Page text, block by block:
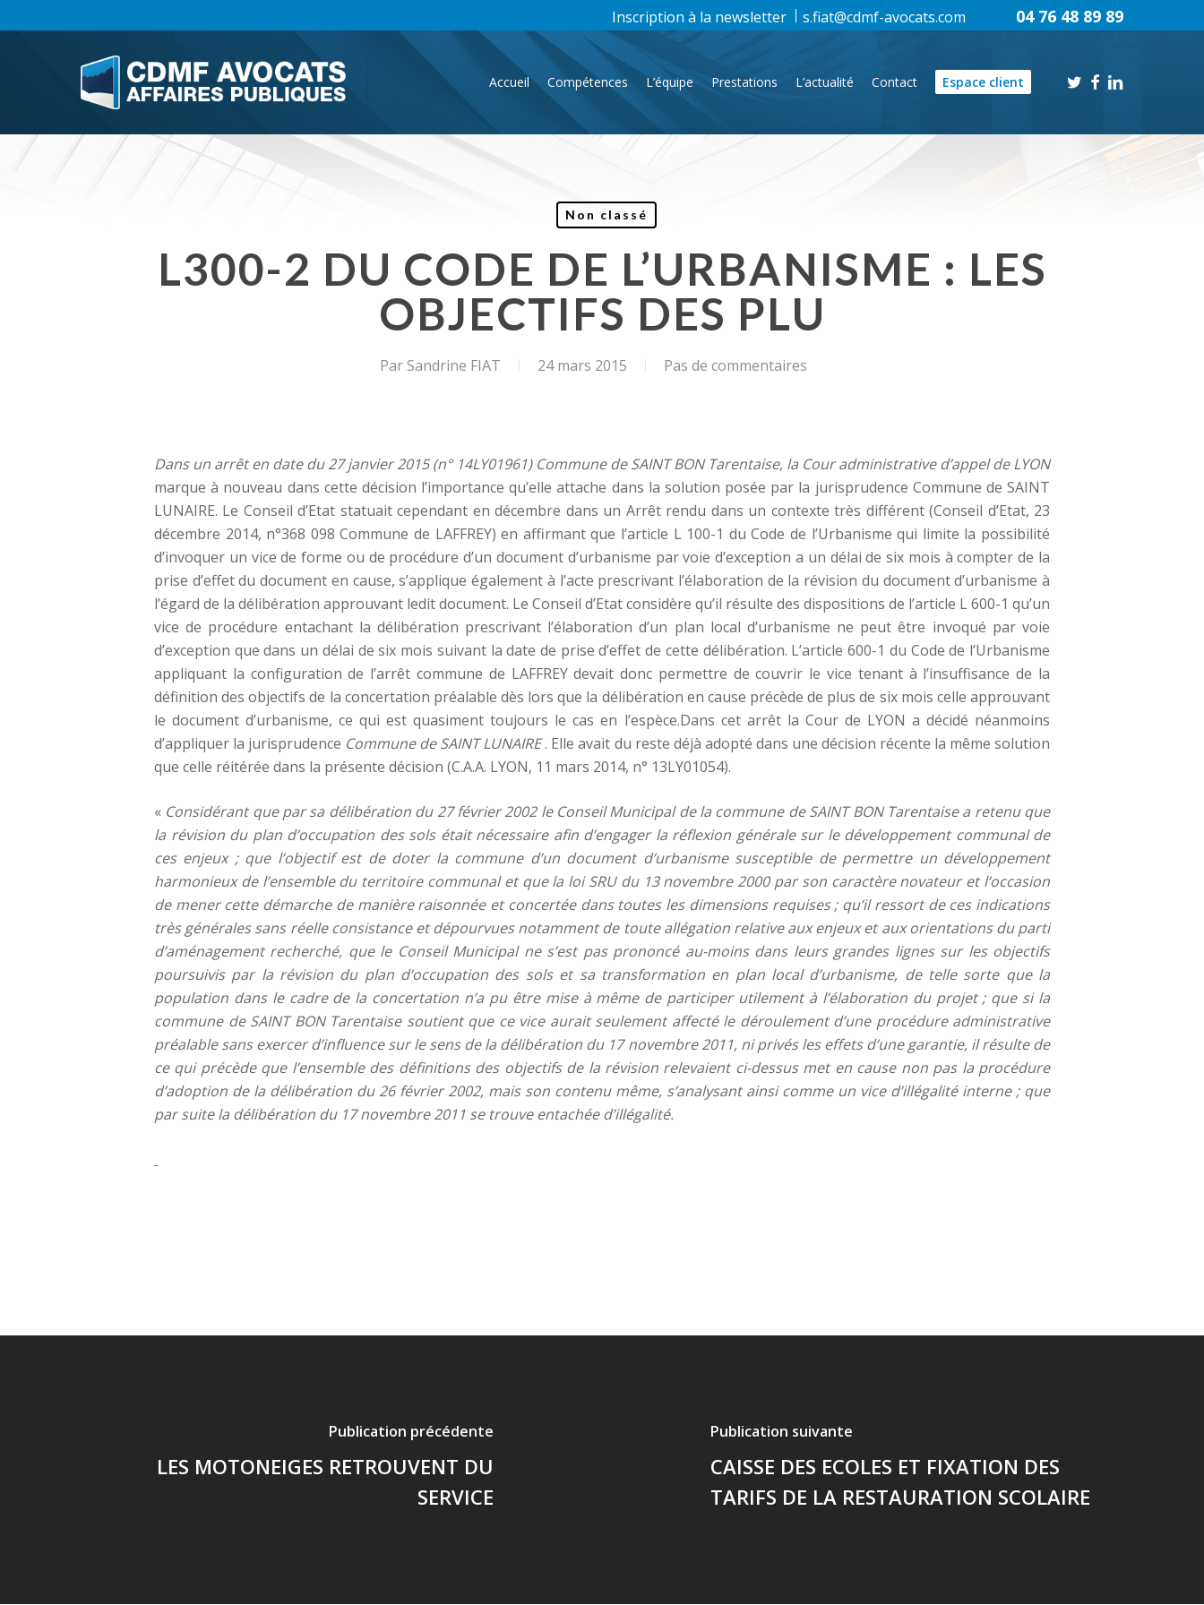
to
Accueil Compétences L’équipe Prestations L’actualité Contact Espace client twitterfacebook
linkedin
Inscription à la newsletter s.fiat@cdmf-avocats.com 04 76 48 89 89
Non classé
L300-2 DU CODE DE L’URBANISME : LES
OBJECTIFS DES PLU
ParSandrine FIAT 24 mars 2015 Pas de commentaires
Dans un arrêt en date du 27 janvier 2015 (n° 14LY01961) Commune de SAINT BON Tarentaise, la Cour administrative d’appel de LYON
marque à nouveau dans cette décision l’importance qu’elle attache dans la solution posée par la jurisprudence Commune de SAINT
LUNAIRE. Le Conseil d’Etat statuait cependant en décembre dans un Arrêt rendu dans un contexte très différent (Conseil d’Etat, 23
décembre 2014, n°368 098 Commune de LAFFREY) en affirmant que l’article L 100-1 du Code de l’Urbanisme qui limite la possibilité
d’invoquer un vice de forme ou de procédure d’un document d’urbanisme par voie d’exception a un délai de six mois à compter de la
prise d’effet du document en cause, s’applique également à l’acte prescrivant l’élaboration de la révision du document d’urbanisme à
l’égard de la délibération approuvant ledit document. Le Conseil d’Etat considère qu’il résulte des dispositions de l’article L 600-1 qu’un
vice de procédure entachant la délibération prescrivant l’élaboration d’un plan local d’urbanisme ne peut être invoqué par voie
d’exception que dans un délai de six mois suivant la date de prise d’effet de cette délibération. L’article 600-1 du Code de l’Urbanisme
appliquant la configuration de l’arrêt commune de LAFFREY devait donc permettre de couvrir le vice tenant à l’insuffisance de la
définition des objectifs de la concertation préalable dès lors que la délibération en cause précède de plus de six mois celle approuvant
le document d’urbanisme, ce qui est quasiment toujours le cas en l’espèce.Dans cet arrêt la Cour de LYON a décidé néanmoins
d’appliquer la jurisprudence Commune de SAINT LUNAIRE. Elle avait du reste déjà adopté dans une décision récente la même solution
que celle réitérée dans la présente décision (C.A.A. LYON, 11 mars 2014, n° 13LY01054).
« Considérant que par sa délibération du 27 février 2002 le Conseil Municipal de la commune de SAINT BON Tarentaise a retenu que
la révision du plan d’occupation des sols était nécessaire afin d’engager la réflexion générale sur le développement communal de
ces enjeux ; que l’objectif est de doter la commune d’un document d’urbanisme susceptible de permettre un développement
harmonieux de l’ensemble du territoire communal et que la loi SRU du 13 novembre 2000 par son caractère novateur et l’occasion
de mener cette démarche de manière raisonnée et concertée dans toutes les dimensions requises ; qu’il ressort de ces indications
très générales sans réelle consistance et dépourvues notamment de toute allégation relative aux enjeux et aux orientations du parti
d’aménagement recherché, que le Conseil Municipal ne s’est pas prononcé au-moins dans leurs grandes lignes sur les objectifs
poursuivis par la révision du plan d’occupation des sols et sa transformation en plan local d’urbanisme, de telle sorte que la
population dans le cadre de la concertation n’a pu être mise à même de participer utilement à l’élaboration du projet ; que si la
commune de SAINT BON Tarentaise soutient que ce vice aurait seulement affecté le déroulement d’une procédure administrative
préalable sans exercer d’influence sur le sens de la délibération du 17 novembre 2011, ni privés les effets d’une garantie, il résulte de
ce qui précède que l’ensemble des définitions des objectifs de la révision relevaient ci-dessus met en cause non pas la procédure
d’adoption de la délibération du 26 février 2002, mais son contenu même, s’analysant ainsi comme un vice d’illégalité interne ; que
par suite la délibération du 17 novembre 2011 se trouve entachée d’illégalité.
Publication précédente
LES MOTONEIGES RETROUVENT DU
SERVICE
Publication suivante
CAISSE DES ECOLES ET FIXATION DES
TARIFS DE LA RESTAURATION SCOLAIRE